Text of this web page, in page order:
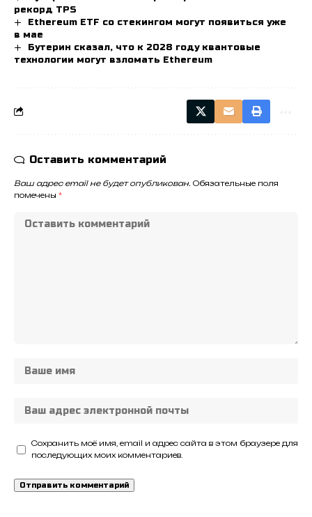
рекорд TPS
Ethereum ETF со стекингом могут появиться уже
в мае
Бутерин сказал, что к 2028 году квантовые
технологии могут взломать Ethereum
Оставить комментарий
Ваш адрес email не будет опубликован. Обязательные поля
помечены *
Сохранить моё имя, email и адрес сайта в этом браузере для
последующих моих комментариев.